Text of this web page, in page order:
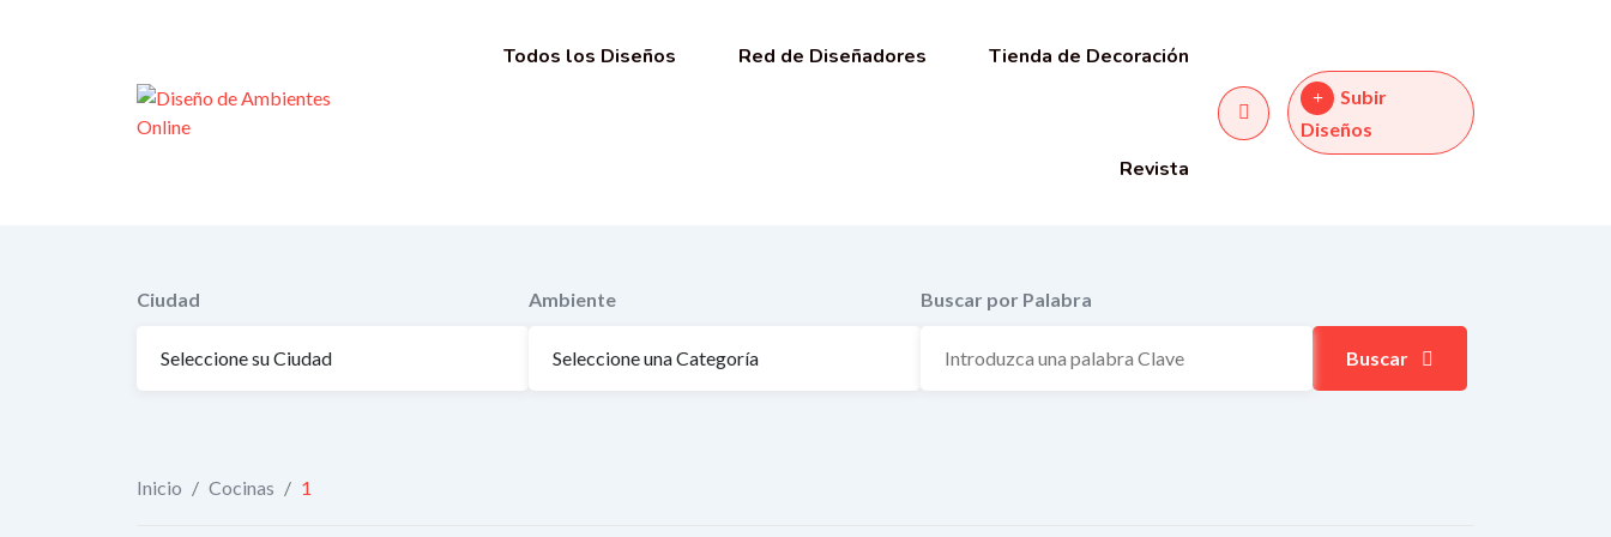
Todos los Diseños Red de Diseñadores Tienda de Decoración
Revista
Subir
Diseños
Ciudad Ambiente Buscar por Palabra
Buscar
Inicio / Cocinas / 1